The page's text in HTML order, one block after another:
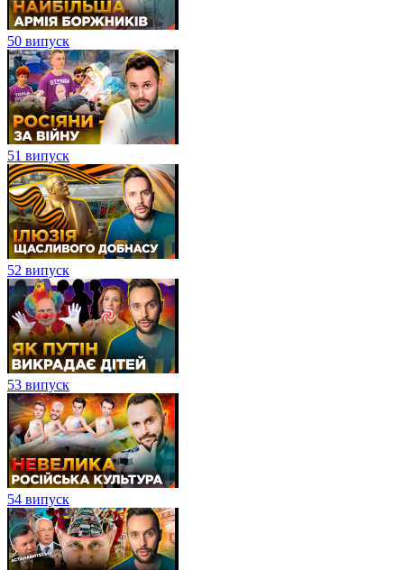
50 випуск
51 випуск
52 випуск
53 випуск
54 випуск